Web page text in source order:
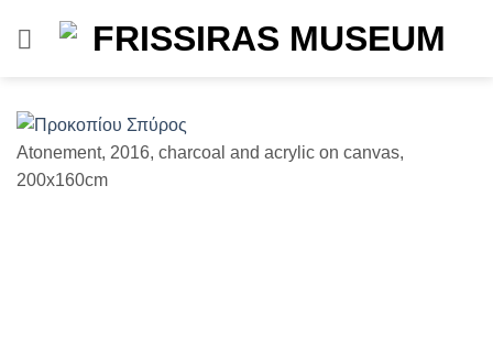
Atonement, 2016, charcoal and acrylic on canvas,
200x160cm